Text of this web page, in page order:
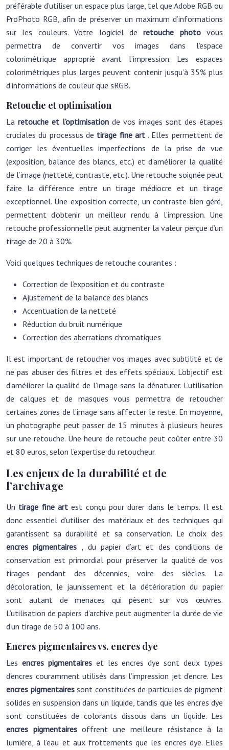
préférable d’utiliser un espace plus large, tel que Adobe RGB ou
ProPhoto RGB, afin de préserver un maximum d’informations
sur les couleurs. Votre logiciel deretouche photo vous
permettra de convertir vos images dans l’espace
colorimétrique approprié avant l’impression. Les espaces
colorimétriques plus larges peuvent contenir jusqu’à 35% plus
d’informations de couleur que sRGB.
Retouche et optimisation
La retouche et l’optimisation de vos images sont des étapes
cruciales du processus de tirage fine art. Elles permettent de
corriger les éventuelles imperfections de la prise de vue
(exposition, balance des blancs, etc.) et d’améliorer la qualité
de l’image (netteté, contraste, etc.). Une retouche soignée peut
faire la différence entre un tirage médiocre et un tirage
exceptionnel. Une exposition correcte, un contraste bien géré,
permettent d’obtenir un meilleur rendu à l’impression. Une
retouche professionnelle peut augmenter la valeur perçue d’un
tirage de 20 à 30%.
Voici quelques techniques de retouche courantes :
Correction de l’exposition et du contraste
Ajustement de la balance des blancs
Accentuation de la netteté
Réduction du bruit numérique
Correction des aberrations chromatiques
Il est important de retoucher vos images avec subtilité et de
ne pas abuser des filtres et des effets spéciaux. L’objectif est
d’améliorer la qualité de l’image sans la dénaturer. L’utilisation
de calques et de masques vous permettra de retoucher
certaines zones de l’image sans affecter le reste. En moyenne,
un photographe peut passer de 15 minutes à plusieurs heures
sur une retouche. Une heure de retouche peut coûter entre 30
et 80 euros, selon l’expertise du retoucheur.
Les enjeux de la durabilité et de
l’archivage
Un tirage fine artest conçu pour durer dans le temps. Il est
donc essentiel d’utiliser des matériaux et des techniques qui
garantissent sa durabilité et sa conservation. Le choix des
encres pigmentaires , du papier d’art et des conditions de
conservation est primordial pour préserver la qualité de vos
tirages pendant des décennies, voire des siècles. La
décoloration, le jaunissement et la détérioration du papier
sont autant de menaces qui pèsent sur vos œuvres.
L’utilisation de papiers d’archive peut augmenter la durée de vie
d’un tirage de 50 à 100 ans.
Encres pigmentaires vs. encres dye
Les encres pigmentaires et les encres dye sont deux types
d’encres couramment utilisés dans l’impression jet d’encre. Les
encres pigmentairessont constituées de particules de pigment
solides en suspension dans un liquide, tandis que les encres dye
sont constituées de colorants dissous dans un liquide. Les
encres pigmentairesoffrent une meilleure résistance à la
lumière, à l’eau et aux frottements que les encres dye. Elles